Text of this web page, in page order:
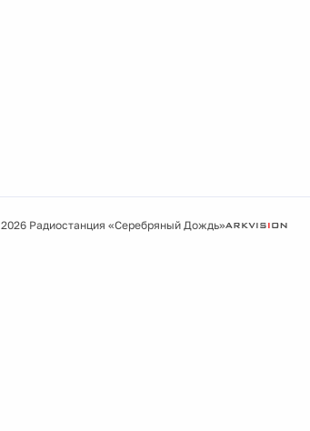
2026 Радиостанция «Серебряный Дождь»